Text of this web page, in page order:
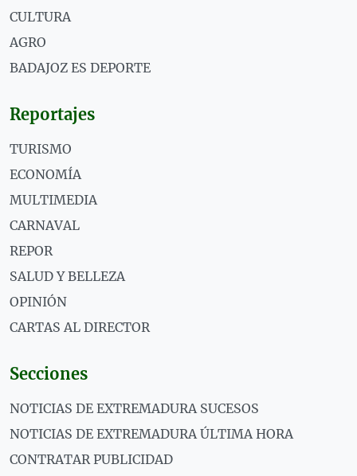
CULTURA
AGRO
BADAJOZ ES DEPORTE
Reportajes
TURISMO
ECONOMÍA
MULTIMEDIA
CARNAVAL
REPOR
SALUD Y BELLEZA
OPINIÓN
CARTAS AL DIRECTOR
Secciones
NOTICIAS DE EXTREMADURA SUCESOS
NOTICIAS DE EXTREMADURA ÚLTIMA HORA
CONTRATAR PUBLICIDAD